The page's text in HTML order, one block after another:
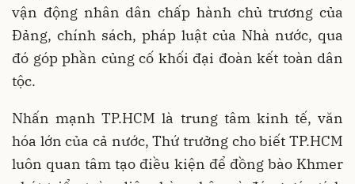
vận động nhân dân chấp hành chủ trương của
Đảng, chính sách, pháp luật của Nhà nước, qua
đó góp phần củng cố khối đại đoàn kết toàn dân
tộc.
Nhấn mạnh TP.HCM là trung tâm kinh tế, văn
hóa lớn của cả nước, Thứ trưởng cho biết TP.HCM
luôn quan tâm tạo điều kiện để đồng bào Khmer